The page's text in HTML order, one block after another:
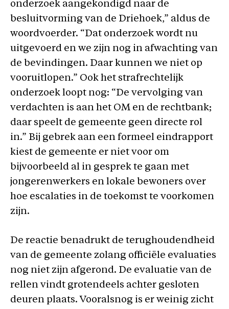
onderzoek aangekondigd naar de
besluitvorming van de Driehoek,” aldus de
woordvoerder. “Dat onderzoek wordt nu
uitgevoerd en we zijn nog in afwachting van
de bevindingen. Daar kunnen we niet op
vooruitlopen.” Ook het strafrechtelijk
onderzoek loopt nog: “De vervolging van
verdachten is aan het OM en de rechtbank;
daar speelt de gemeente geen directe rol
in.” Bij gebrek aan een formeel eindrapport
kiest de gemeente er niet voor om
bijvoorbeeld al in gesprek te gaan met
jongerenwerkers en lokale bewoners over
hoe escalaties in de toekomst te voorkomen
zijn.
De reactie benadrukt de terughoudendheid
van de gemeente zolang officiële evaluaties
nog niet zijn afgerond. De evaluatie van de
rellen vindt grotendeels achter gesloten
deuren plaats. Vooralsnog is er weinig zicht